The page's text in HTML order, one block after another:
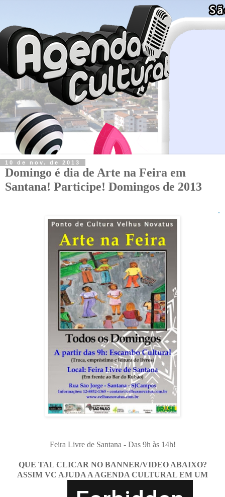
10 de nov. de 2013
Domingo é dia de Arte na Feira em
Santana! Participe! Domingos de 2013
.
Feira Livre de Santana - Das 9h às 14h!
QUE TAL CLICAR NO BANNER/VIDEO ABAIXO?
ASSIM VC AJUDA A AGENDA CULTURAL EM UM